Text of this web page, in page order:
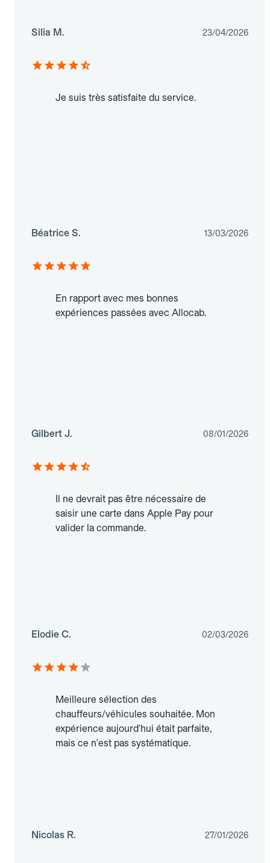
Silia M. 23/04/2026
Je suis très satisfaite du service.
Béatrice S. 13/03/2026
En rapport avec mes bonnes
expériences passées avec Allocab.
Gilbert J. 08/01/2026
Il ne devrait pas être nécessaire de
saisir une carte dans Apple Pay pour
valider la commande.
Elodie C. 02/03/2026
Meilleure sélection des
chauffeurs/véhicules souhaitée. Mon
expérience aujourd'hui était parfaite,
mais ce n'est pas systématique.
Nicolas R. 27/01/2026